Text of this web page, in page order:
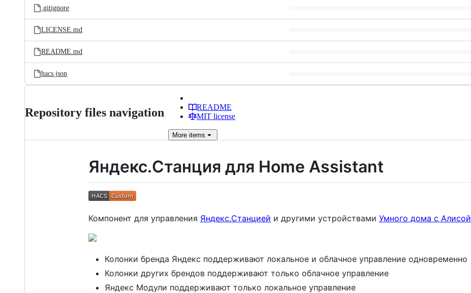
.gitignore
LICENSE.md
README.md
hacs.json
Repository files navigation
README
MIT license
More items
Яндекс.Станция для Home Assistant
Компонент для управления Яндекс.Станцией и другими устройствами Умного дома с Алисой
Колонки бренда Яндекс поддерживают локальное и облачное управление одновременно
Колонки других брендов поддерживают только облачное управление
Яндекс Модули поддерживают только локальное управление